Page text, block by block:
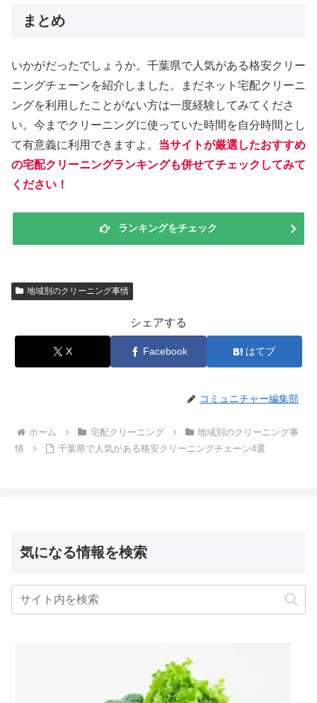
まとめ
いかがだったでしょうか。千葉県で人気がある格安クリー
ニングチェーンを紹介しました。まだネット宅配クリーニ
ングを利用したことがない方は一度経験してみてくださ
い。今までクリーニングに使っていた時間を自分時間とし
て有意義に利用できますよ。 当サイトが厳選したおすすめ
の宅配クリーニングランキングも併せてチェックしてみて
ください！
ランキングをチェック
地域別のクリーニング事情
シェアする
X Facebook はてブ
コミュニチャー編集部
ホーム 宅配クリーニング
地域別のクリーニング事
情
千葉県で人気がある格安クリーニングチェーン4選
気になる情報を検索